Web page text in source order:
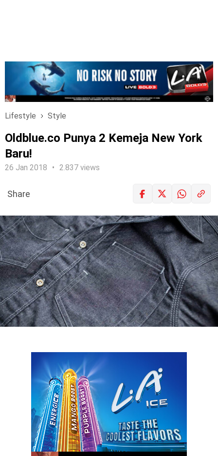
Lifestyle Style
Oldblue.co Punya 2 Kemeja New York
Baru!
26 Jan 2018 2.837 views
benefit
menarik
LOGIN
Share